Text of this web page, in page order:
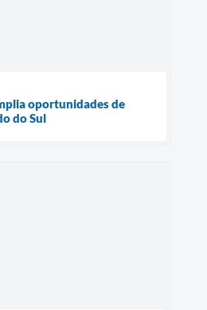
oportunidades de
do Sul